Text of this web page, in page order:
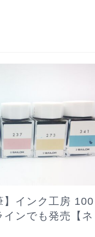
】インク工房 100
ンでも発売【ネ